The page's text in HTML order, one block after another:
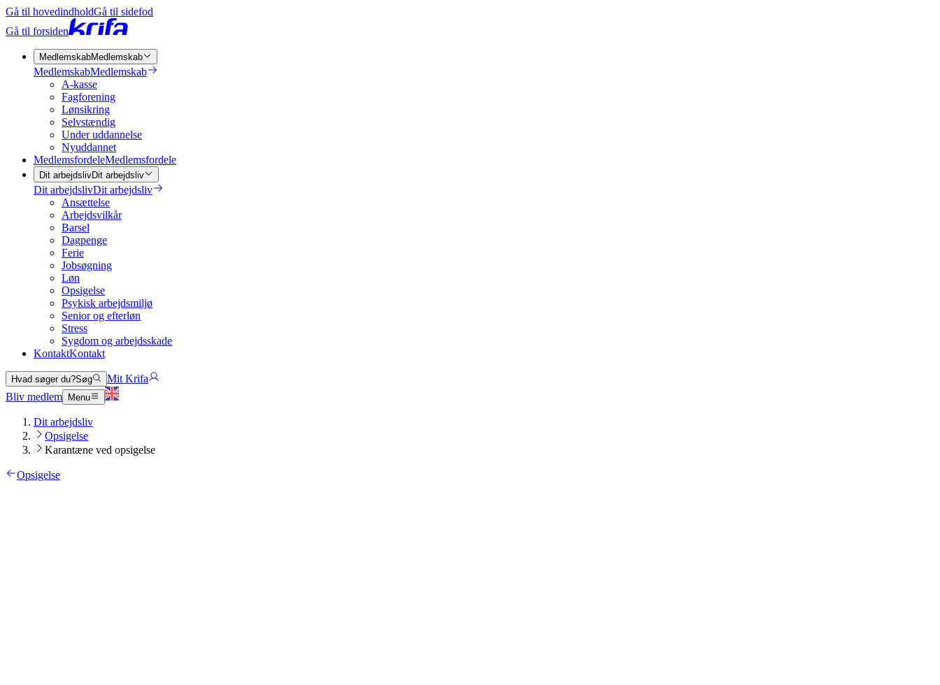
Gå til hovedindholdGå til sidefod
Gå til forsiden
MedlemskabMedlemskab
MedlemskabMedlemskab
A-kasse
Fagforening
Lønsikring
Selvstændig
Under uddannelse
Nyuddannet
MedlemsfordeleMedlemsfordele
Dit arbejdslivDit arbejdsliv
Dit arbejdslivDit arbejdsliv
Ansættelse
Arbejdsvilkår
Barsel
Dagpenge
Ferie
Jobsøgning
Løn
Opsigelse
Psykisk arbejdsmiljø
Senior og efterløn
Stress
Sygdom og arbejdsskade
KontaktKontakt
Hvad søger du?Søg
Mit Krifa
Bliv medlem
Menu
Dit arbejdsliv
Opsigelse
Karantæne ved opsigelse
Opsigelse